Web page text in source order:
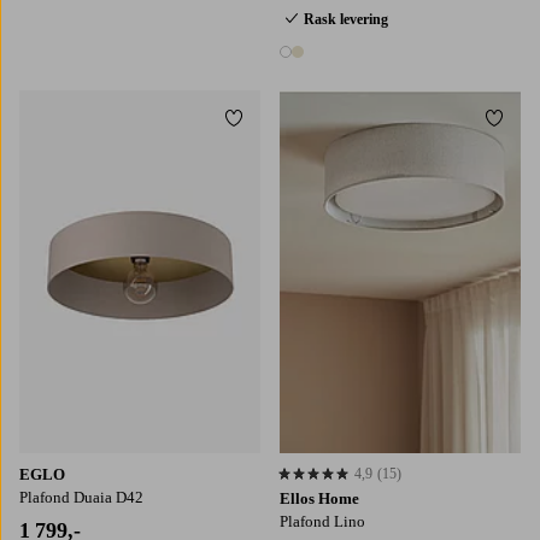
Rask levering
2 farger
EGLO
Plafond Duaia D42
1 799,-
Legg til favoritter
Ellos Home
Plafond Lino
4,9 basert på 15 karaktergivninger
4,9 (15)